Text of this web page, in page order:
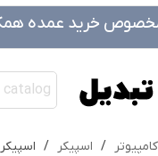
مخصوص خرید عمده
/ اسپیکر /